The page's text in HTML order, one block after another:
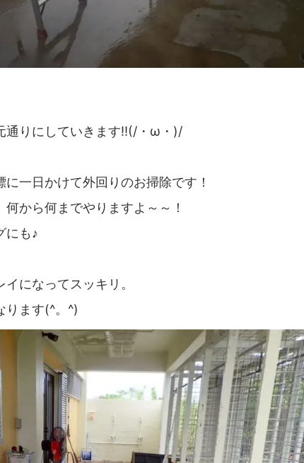
通りにしていきます‼(/・ω・)/
一日かけて外回りのお掃除です！
から何までやりますよ～～！
にも♪
になってスッキリ。
ります(^。^)